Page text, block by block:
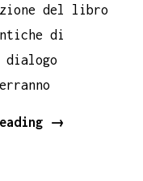
del libro
di
dialogo
Auditorium
→